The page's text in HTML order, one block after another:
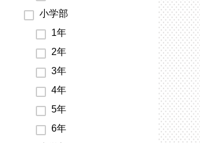
小学部
1年
2年
3年
4年
5年
6年